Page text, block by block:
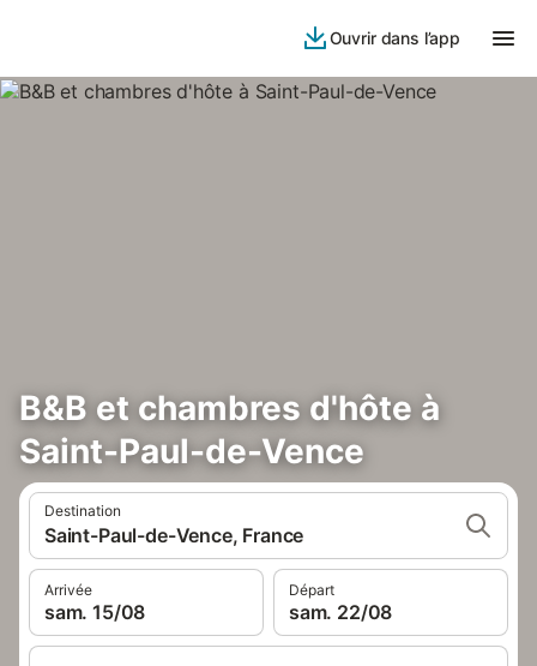
Ouvrir dans l’app
B&B et chambres d'hôte à
Saint-Paul-de-Vence
Destination
Saint-Paul-de-Vence, France
Arrivée
sam. 15/08
Départ
sam. 22/08